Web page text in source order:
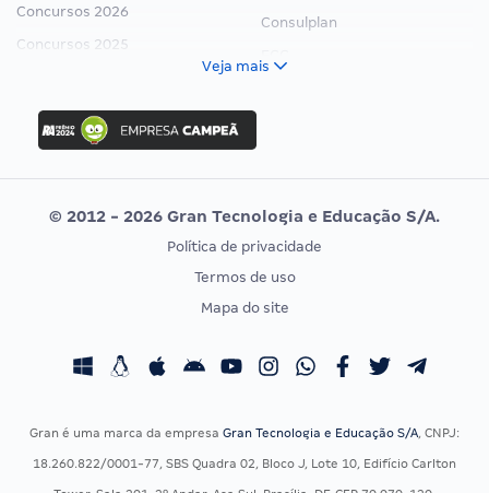
Concursos 2026
Concursos 2025
Concurso Ibama
Concurso MPU
Editais publicados
Consulplan
Vunesp
CONCURSOS POR PROFISSÃO
Concursos Fiscais
Concursos Saúde
EXAME DE ORDEM
Calendário OAB
Veja mais
© 2012 - 2026 Gran Tecnologia e Educação S/A.
Política de privacidade
Termos de uso
Mapa do site
Gran é uma marca da empresa Gran Tecnologia e Educação S/A, CNPJ:
18.260.822/0001-77, SBS Quadra 02, Bloco J, Lote 10, Edifício Carlton